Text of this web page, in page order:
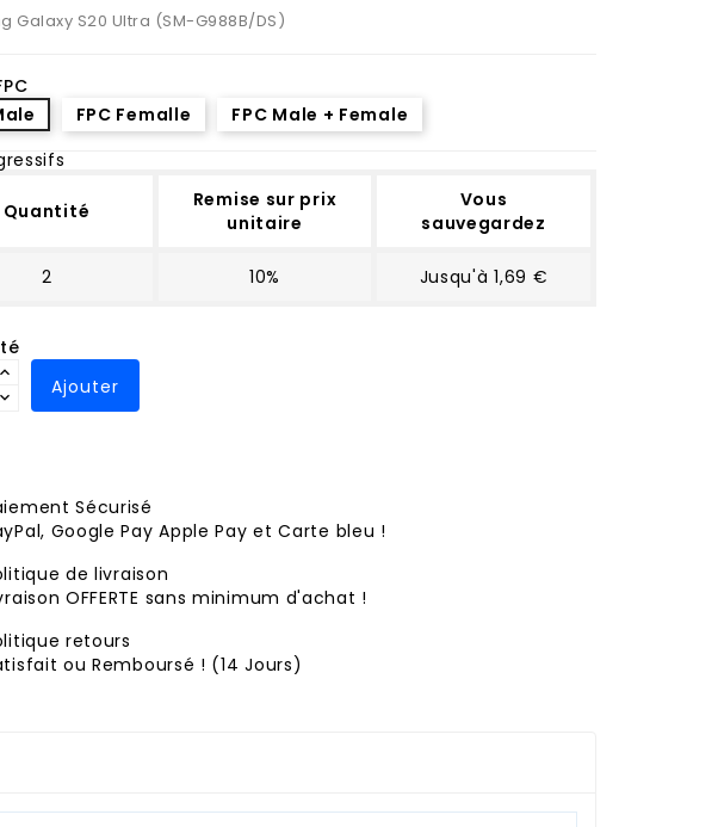
Galaxy S20 Ultra (SM-G988B/DS)
FPC Femalle
FPC Male + Female
Quantité
Remise sur prix
unitaire
Vous
sauvegardez
2 10% Jusqu'à 1,69 €
Ajouter
Sécurisé
Google Pay Apple Pay et Carte bleu !
de livraison
OFFERTE sans minimum d'achat !
retours
ou Remboursé ! (14 Jours)